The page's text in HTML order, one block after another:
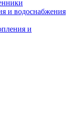
и водоснабжения
и